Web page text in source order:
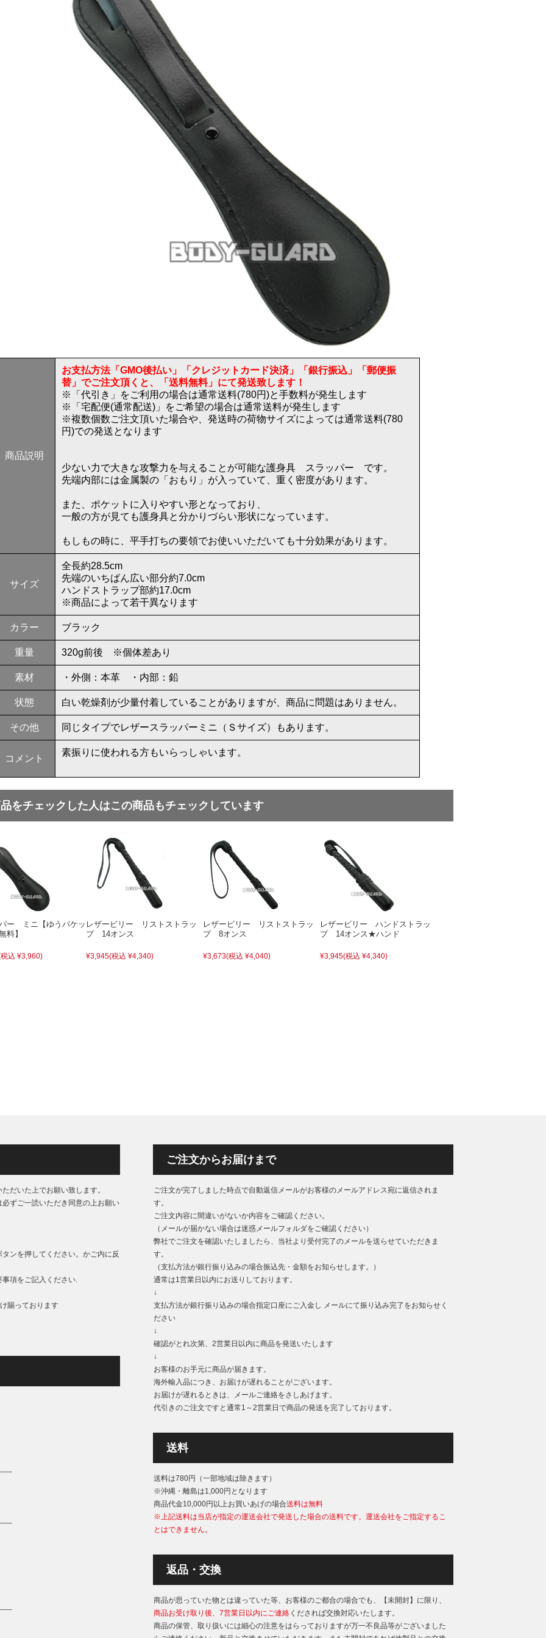
商品説明
お支払方法「GMO後払い」「クレジットカード決済」「銀行振込」「郵便振
替」でご注文頂くと、「送料無料」にて発送致します！
※「代引き」をご利用の場合は通常送料(780円)と手数料が発生します
※「宅配便(通常配送)」をご希望の場合は通常送料が発生します
※複数個数ご注文頂いた場合や、発送時の荷物サイズによっては通常送料(780
円)での発送となります
少ない力で大きな攻撃力を与えることが可能な護身具 スラッパー です。
先端内部には金属製の「おもり」が入っていて、重く密度があります。
また、ポケットに入りやすい形となっており、
一般の方が見ても護身具と分かりづらい形状になっています。
もしもの時に、平手打ちの要領でお使いいただいても十分効果があります。
サイズ
全長約28.5cm
先端のいちばん広い部分約7.0cm
ハンドストラップ部約17.0cm
※商品によって若干異なります
カラー ブラック
重量 320g前後 ※個体差あり
素材 ・外側：本革 ・内部：鉛
状態 白い乾燥剤が少量付着していることがありますが、商品に問題はありません。
その他 同じタイプでレザースラッパーミニ（Ｓサイズ）もあります。
コメント
素振りに使われる方もいらっしゃいます。
をチェックした人はこの商品もチェックしています
ー ミニ【ゆうパケッ
料】
込 ¥3,960)
レザービリー リストストラッ
プ 14オンス
¥3,945(税込 ¥4,340)
レザービリー リストストラッ
プ 8オンス
¥3,673(税込 ¥4,040)
レザービリー ハンドストラッ
プ 14オンス★ハンド
¥3,945(税込 ¥4,340)
だいた上でお願い致します。
ずご一読いただき同意の上お願い
ンを押してください。かご内に反
項をご記入ください.
賜っております
ご注文からお届けまで
ご注文が完了しました時点で自動返信メールがお客様のメールアドレス宛に返信されま
す。
ご注文内容に間違いがないか内容をご確認ください。
（メールが届かない場合は迷惑メールフォルダをご確認ください）
弊社でご注文を確認いたしましたら、当社より受付完了のメールを送らせていただきま
す。
（支払方法が銀行振り込みの場合振込先・金額をお知らせします。）
通常は1営業日以内にお送りしております。
↓
支払方法が銀行振り込みの場合指定口座にご入金し メールにて振り込み完了をお知らせく
ださい
↓
確認がとれ次第、2営業日以内に商品を発送いたします
↓
お客様のお手元に商品が届きます。
海外輸入品につき、お届けが遅れることがございます。
お届けが遅れるときは、メールご連絡をさしあげます。
代引きのご注文ですと通常1～2営業日で商品の発送を完了しております。
送料
送料は780円（一部地域は除きます）
※沖縄・離島は1,000円となります
商品代金10,000円以上お買いあげの場合送料は無料
※上記送料は当店が指定の運送会社で発送した場合の送料です。運送会社をご指定するこ
とはできません。
返品・交換
商品が思っていた物とは違っていた等、お客様のご都合の場合でも、【未開封】に限り、
商品お受け取り後、7営業日以内にご連絡くだされば交換対応いたします。
商品の保管、取り扱いには細心の注意をはらっておりますが万一不良品等がございました